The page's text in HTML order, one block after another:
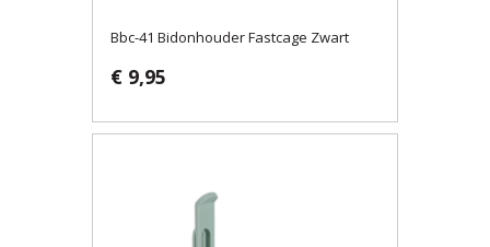
Bbc-41 Bidonhouder Fastcage Zwart
€ 9,95